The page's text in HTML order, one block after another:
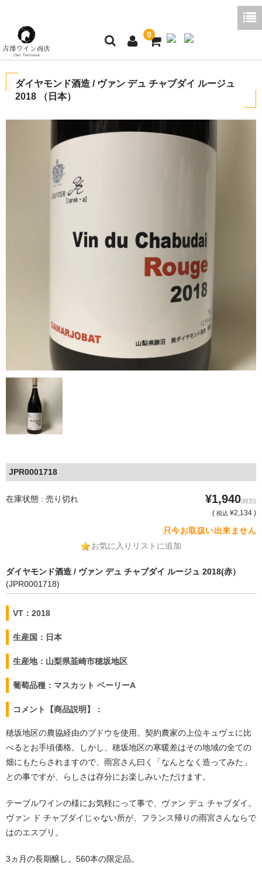
0
ホーム
ご利用ガイド
好みから探す
ブログコラム
よくあるご質問
ダイヤモンド酒造 / ヴァン デュ チャブダイ ルージュ
2018 （日本）
JPR0001718
在庫状態 : 売り切れ ¥1,940(税別)
( 税込 ¥2,134 )
只今お取扱い出来ません
お気に入りリストに追加
ダイヤモンド酒造 / ヴァン デュ チャブダイ ルージュ 2018(赤）
(JPR0001718)
VT：2018
生産国：日本
生産地：山梨県韮崎市穂坂地区
葡萄品種：マスカット ベーリーA
コメント【商品説明】：
穂坂地区の農協経由のブドウを使用。契約農家の上位キュヴェに比
べるとお手頃価格。しかし、穂坂地区の寒暖差はその地域の全ての
畑にもたらされますので、雨宮さん曰く「なんとなく造ってみた」
との事ですが、らしさは存分にお楽しみいただけます。
テーブルワインの様にお気軽にって事で、ヴァン デュ チャブダイ。
ヴァン ド チャブダイじゃない所が、フランス帰りの雨宮さんならで
はのエスプリ。
3ヵ月の長期醸し。560本の限定品。